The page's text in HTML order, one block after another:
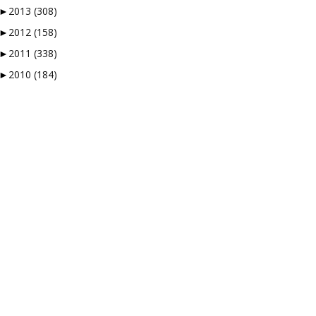
► 2013 (308)
► 2012 (158)
► 2011 (338)
► 2010 (184)